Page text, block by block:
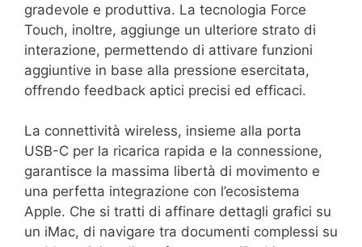
gradevole e produttiva. La tecnologia Force
Touch, inoltre, aggiunge un ulteriore strato di
interazione, permettendo di attivare funzioni
aggiuntive in base alla pressione esercitata,
offrendo feedback aptici precisi ed efficaci.
La connettività wireless, insieme alla porta
USB-C per la ricarica rapida e la connessione,
garantisce la massima libertà di movimento e
una perfetta integrazione con l’ecosistema
Apple. Che si tratti di affinare dettagli grafici su
un iMac, di navigare tra documenti complessi su